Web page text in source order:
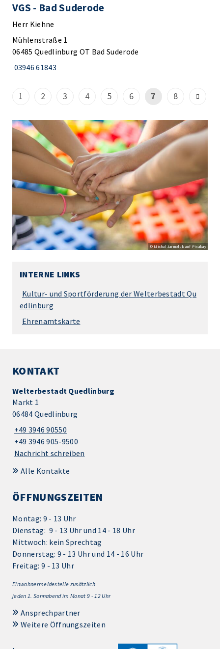
VGS - Bad Suderode
Herr Kiehne
Mühlenstraße 1
06485 Quedlinburg OT Bad Suderode
03946 61843
1 2 3 4 5 6 7 8
© Michal Jarmoluk auf Pixabay
INTERNE LINKS
Kultur- und Sportförderung der Welterbestadt Qu
edlinburg
Ehrenamtskarte
KONTAKT
Welterbestadt Quedlinburg
Markt 1
06484 Quedlinburg
+49 3946 90550
+49 3946 905-9500
Nachricht schreiben
Alle Kontakte
ÖFFNUNGSZEITEN
Montag: 9 - 13 Uhr
Dienstag: 9 - 13 Uhr und 14 - 18 Uhr
Mittwoch: kein Sprechtag
Donnerstag: 9 - 13 Uhr und 14 - 16 Uhr
Freitag: 9 - 13 Uhr
Einwohnermeldestelle zusätzlich
jeden 1. Sonnabend im Monat 9 - 12 Uhr
Ansprechpartner
Weitere Öffnungszeiten